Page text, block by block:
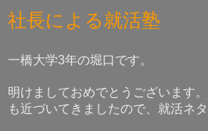
社長による就活塾
一橋大学3年の堀口です。
明けましておめでとうございます
も近づいてきましたので、就活ネタ